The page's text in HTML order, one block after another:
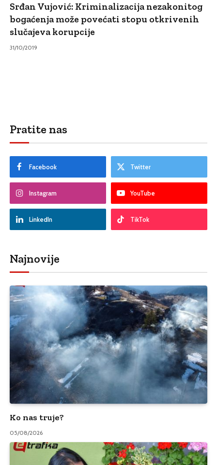
Srđan Vujović: Kriminalizacija nezakonitog
bogaćenja može povećati stopu otkrivenih
slučajeva korupcije
31/10/2019
Pratite nas
Facebook Twitter
Instagram YouTube
LinkedIn TikTok
Najnovije
Ko nas truje?
05/08/2026